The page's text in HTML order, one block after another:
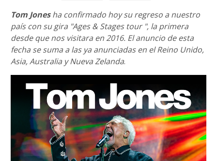
Tom Jones ha confirmado hoy su regreso a nuestro
país con su gira "Ages & Stages tour ", la primera
desde que nos visitara en 2016. El anuncio de esta
fecha se suma a las ya anunciadas en el Reino Unido,
Asia, Australia y Nueva Zelanda.